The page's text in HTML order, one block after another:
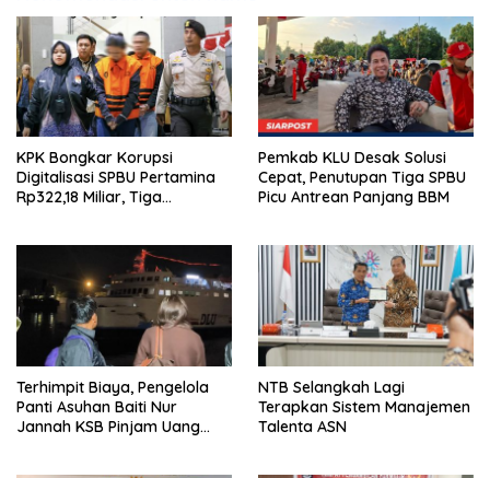
KPK Bongkar Korupsi
Digitalisasi SPBU Pertamina
Rp322,18 Miliar, Tiga
Pemkab KLU Desak Solusi
Cepat, Penutupan Tiga SPBU
Picu Antrean Panjang BBM
Terhimpit Biaya, Pengelola
Panti Asuhan Baiti Nur
Jannah KSB Pinjam Uang
NTB Selangkah Lagi
Terapkan Sistem Manajemen
Talenta ASN